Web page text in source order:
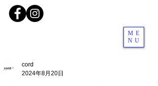
ME
NU
cord
2024年8月20日